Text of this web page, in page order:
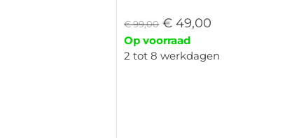
€99,00 € 49,00
Op voorraad
2 tot 8 werkdagen